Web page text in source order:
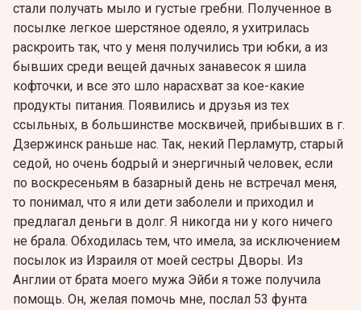
стали получать мыло и густые гребни. Полученное в
посылке легкое шерстяное одеяло, я ухитрилась
раскроить так, что у меня получились три юбки, а из
бывших среди вещей дачных занавесок я шила
кофточки, и все это шло нарасхват за кое-какие
продукты питания. Появились и друзья из тех
ссыльных, в большинстве москвичей, прибывших в г.
Дзержинск раньше нас. Так, некий Перламутр, старый
седой, но очень бодрый и энергичный человек, если
по воскресеньям в базарный день не встречал меня,
то понимал, что я или дети заболели и приходил и
предлагал деньги в долг. Я никогда ни у кого ничего
не брала. Обходилась тем, что имела, за исключением
посылок из Израиля от моей сестры Дворы. Из
Англии от брата моего мужа Эйби я тоже получила
помощь. Он, желая помочь мне, послал 53 фунта